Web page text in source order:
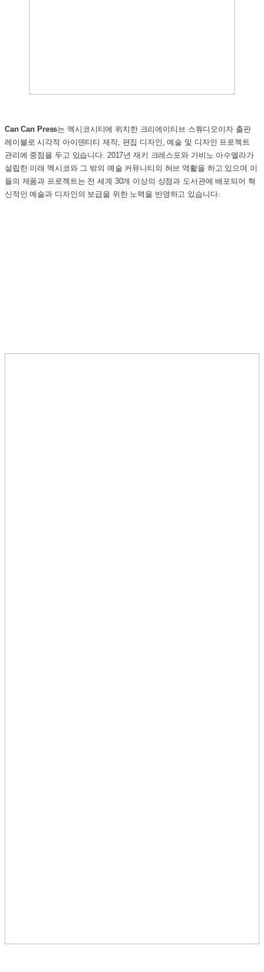
Can Can Press는 멕시코시티에 위치한 크리에이티브 스튜디오이자 출판
레이블로 시각적 아이덴티티 제작, 편집 디자인, 예술 및 디자인 프로젝트
관리에 중점을 두고 있습니다. 2017년 재키 크레스포와 가비노 아수엘라가
설립한 이래 멕시코와 그 밖의 예술 커뮤니티의 허브 역활을 하고 있으며 이
들의 제품과 프로젝트는 전 세계 30개 이상의 상점과 도서관에 배포되어 혁
신적인 예술과 디자인의 보급을 위한 노력을 반영하고 있습니다.